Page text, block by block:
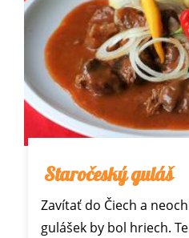
Staročeský guláš
Zavítať do Čiech a
gulášek by bol hriech.